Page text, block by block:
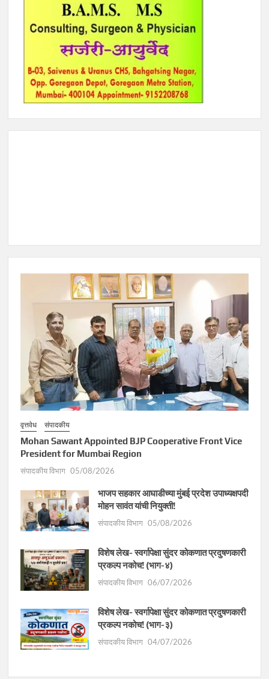
वृत्तवेध संपादकीय
Mohan Sawant Appointed BJP Cooperative Front Vice
President for Mumbai Region
संपादकीय विभाग 05/08/2026
भाजप सहकार आघाडीच्या मुंबई प्रदेश उपाध्यक्षपदी
मोहन सावंत यांची नियुक्ती!
संपादकीय विभाग 05/08/2026
विशेष लेख- स्वर्गापेक्षा सुंदर कोकणात प्रदुषणकारी
प्रकल्प नकोच! (भाग-४)
संपादकीय विभाग 06/07/2026
विशेष लेख- स्वर्गापेक्षा सुंदर कोकणात प्रदुषणकारी
प्रकल्प नकोच! (भाग-३)
संपादकीय विभाग 04/07/2026